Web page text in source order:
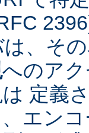
、そ
へのア
定義
エン